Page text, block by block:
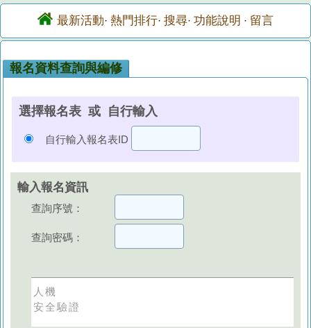
最新活動· 熱門排行· 搜尋· 功能說明 · 留言
報名資料查詢與編修
選擇報名表 或 自行輸入
自行輸入報名表ID
輸入報名資訊
查詢序號：
查詢密碼：
人機
安全驗證